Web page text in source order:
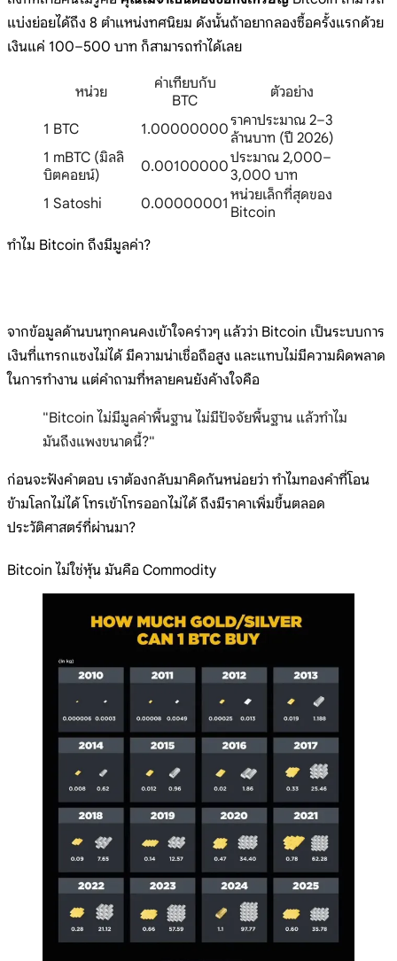
แบ่งย่อยได้ถึง 8 ตำแหน่งทศนิยม ดังนั้นถ้าอยากลองซื้อครั้งแรกด้วย
เงินแค่ 100–500 บาท ก็สามารถทำได้เลย
หน่วย
ค่าเทียบกับ
BTC
ตัวอย่าง
1 BTC 1.00000000ราคาประมาณ 2–3
ล้านบาท (ปี 2026)
1 mBTC (มิลลิ
บิตคอยน์)
0.00100000ประมาณ 2,000–
3,000 บาท
1 Satoshi
0.00000001 หน่วยเล็กที่สุดของ
Bitcoin
ทำไม Bitcoin ถึงมีมูลค่า?
จากข้อมูลด้านบนทุกคนคงเข้าใจคร่าวๆ แล้วว่า Bitcoin เป็นระบบการ
เงินที่แทรกแซงไม่ได้ มีความน่าเชื่อถือสูง และแทบไม่มีความผิดพลาด
ในการทำงาน แต่คำถามที่หลายคนยังค้างใจคือ
"Bitcoin ไม่มีมูลค่าพื้นฐาน ไม่มีปัจจัยพื้นฐาน แล้วทำไม
มันถึงแพงขนาดนี้?"
ก่อนจะฟังคำตอบ เราต้องกลับมาคิดกันหน่อยว่า ทำไมทองคำที่โอน
ข้ามโลกไม่ได้ โทรเข้าโทรออกไม่ได้ ถึงมีราคาเพิ่มขึ้นตลอด
ประวัติศาสตร์ที่ผ่านมา?
Bitcoin ไม่ใช่หุ้น มันคือ Commodity